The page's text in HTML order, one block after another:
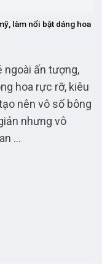
làm nổi bật dáng hoa
ngoài ấn tượng,
hoa rực rỡ, kiêu
nên vô số bông
nhưng vô
...